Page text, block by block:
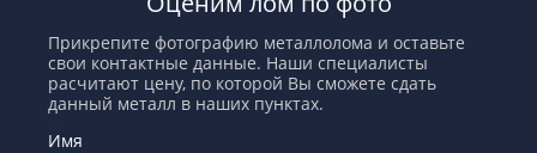
Прикрепите фотографию металлолома и оставьте
свои контактные данные. Наши специалисты
расчитают цену, по которой Вы сможете сдать
данный металл в наших пунктах.
Имя